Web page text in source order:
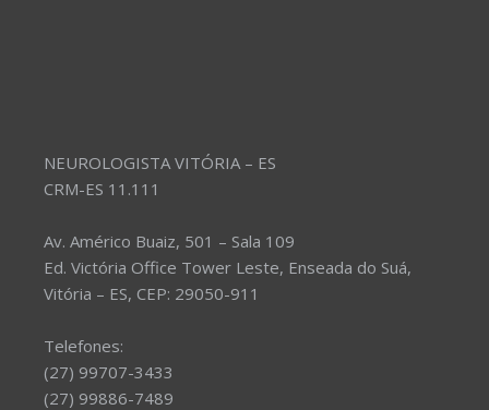
NEUROLOGISTA VITÓRIA – ES
CRM-ES 11.111
Av. Américo Buaiz, 501 – Sala 109
Ed. Victória Office Tower Leste, Enseada do Suá,
Vitória – ES, CEP: 29050-911
Telefones:
(27) 99707-3433
(27) 99886-7489